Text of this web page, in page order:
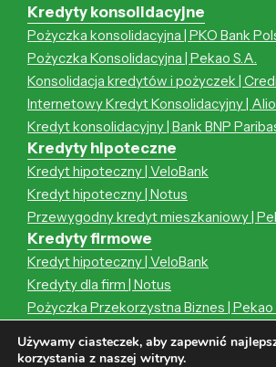
Kredyty konsolidacyjne
Pożyczka konsolidacyjna | PKO Bank
Pożyczka Konsolidacyjna | Pekao S.A.
Konsolidacja kredytów i pożyczek |
Internetowy Kredyt Konsolidacyjny |
Kredyt konsolidacyjny | Bank BNP
Kredyty hipoteczne
Kredyt hipoteczny | VeloBank
Kredyt hipoteczny | Notus
Przewygodny kredyt mieszkaniowy |
Kredyty firmowe
Kredyt hipoteczny | VeloBank
Kredyty dla firm | Notus
Pożyczka Przekorzystna Biznes | Pekao
Przewygodny kredyt mieszkaniowy |
Używamy ciasteczek, aby zapewnić
korzystania z naszej witryny.